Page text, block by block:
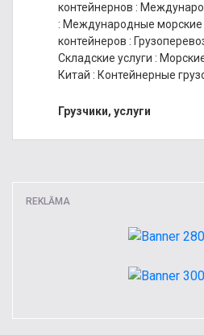
контейнернов :
: Международные морские
контейнеров :
Складские услуги :
Китай : Контейнерные
Грузчики, услуги
REKLĀMA